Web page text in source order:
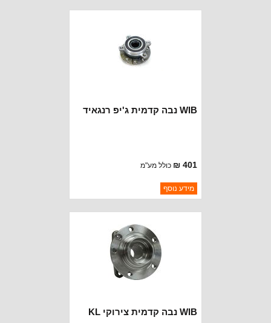
WIB נבה קדמית ג'יפ רנגאיד
401 ₪ כולל מע"מ
ברקוד: 68141123ADC
יצרן:WIB
מידע נוסף
WIB נבה קדמית צירוקי KL